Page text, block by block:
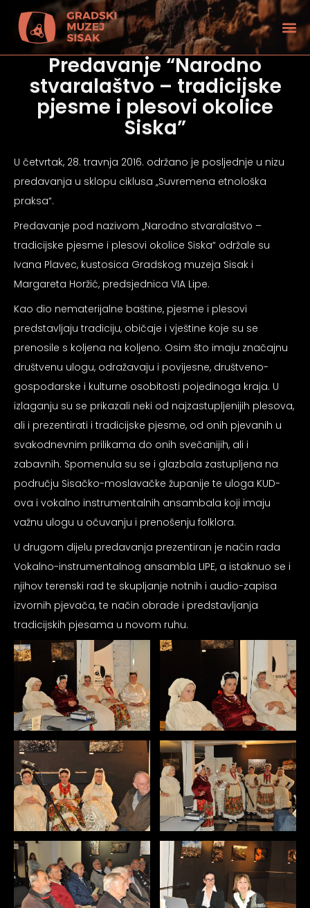
Predavanje “Narodno
stvaralaštvo – tradicijske
pjesme i plesovi okolice
Siska”
U četvrtak, 28. travnja 2016. održano je posljednje u nizu
predavanja u sklopu ciklusa „Suvremena etnološka
praksa“.
Predavanje pod nazivom „Narodno stvaralaštvo –
tradicijske pjesme i plesovi okolice Siska“ održale su
Ivana Plavec, kustosica Gradskog muzeja Sisak i
Margareta Horžić, predsjednica VIA Lipe.
Kao dio nematerijalne baštine, pjesme i plesovi
predstavljaju tradiciju, običaje i vještine koje su se
prenosile s koljena na koljeno. Osim što imaju značajnu
društvenu ulogu, odražavaju i povijesne, društveno-
gospodarske i kulturne osobitosti pojedinoga kraja. U
izlaganju su se prikazali neki od najzastupljenijih plesova,
ali i prezentirati i tradicijske pjesme, od onih pjevanih u
svakodnevnim prilikama do onih svečanijih, ali i
zabavnih. Spomenula su se i glazbala zastupljena na
području Sisačko-moslavačke županije te uloga KUD-
ova i vokalno instrumentalnih ansambala koji imaju
važnu ulogu u očuvanju i prenošenju folklora.
U drugom dijelu predavanja prezentiran je način rada
Vokalno-instrumentalnog ansambla LIPE, a istaknuo se i
njihov terenski rad te skupljanje notnih i audio-zapisa
izvornih pjevača, te način obrade i predstavljanja
tradicijskih pjesama u novom ruhu.
vida